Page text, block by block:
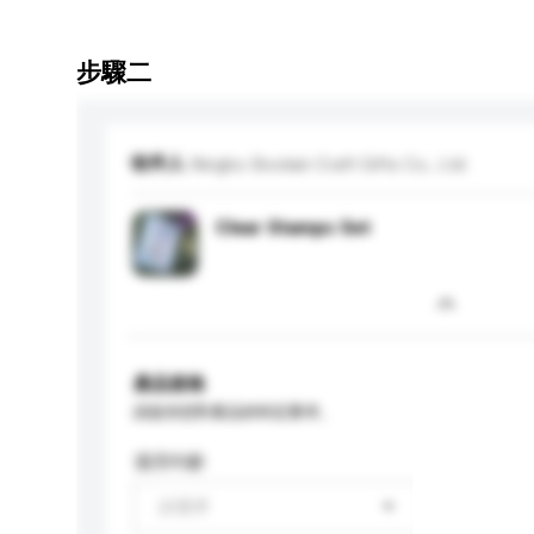
步驟二
收件人 Ningbo Boolain Craft Gifts Co., Ltd.
Clear Stamps Set
產品規格
適用年齡